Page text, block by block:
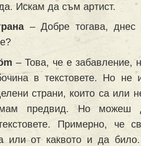
Искам да съм артист.
– Добре тогава, днес
– Това, че е забавление,
в текстовете. Но
страни, които са или
предвид. Но можеш
Примерно, че
или от каквото и да